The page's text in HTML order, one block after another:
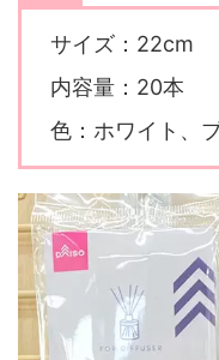
サイズ：22cm
内容量：20本
色：ホワイト、